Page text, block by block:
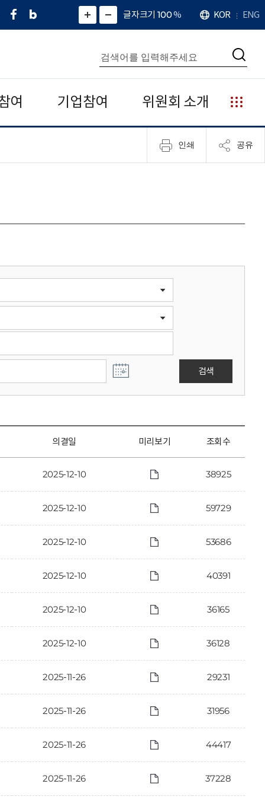
페
네
그
)
화
면
면
소
확
대
치
글자크기 100%
언
어
KOR ENG
통
합
검
색
검
여 기업참여 위원회 소개
누
리
집
안
인쇄 공유
검색
의결일 미리보기 조회수
2025-12-10 38925
2025-12-10 59729
2025-12-10 53686
2025-12-10 40391
2025-12-10 36165
2025-12-10 36128
2025-11-26 29231
2025-11-26 31956
2025-11-26 44417
2025-11-26 37228